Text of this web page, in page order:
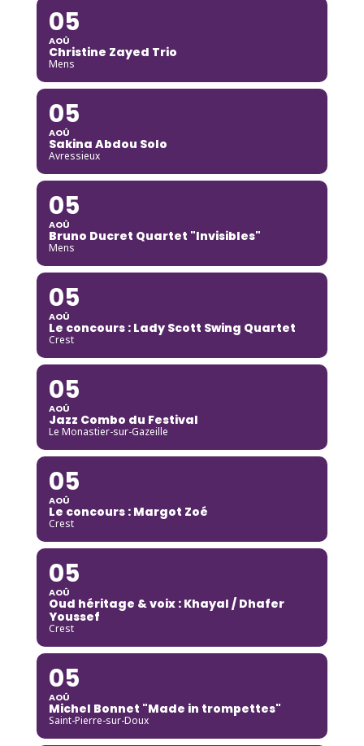
05
AOÛ
Christine Zayed Trio
Mens
05
AOÛ
Sakina Abdou Solo
Avressieux
05
AOÛ
Bruno Ducret Quartet "Invisibles"
Mens
05
AOÛ
Le concours : Lady Scott Swing Quartet
Crest
05
AOÛ
Jazz Combo du Festival
Le Monastier-sur-Gazeille
05
AOÛ
Le concours : Margot Zoé
Crest
05
AOÛ
Oud héritage & voix : Khayal / Dhafer
Youssef
Crest
05
AOÛ
Michel Bonnet "Made in trompettes"
Saint-Pierre-sur-Doux